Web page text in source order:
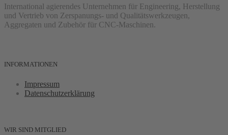
International agierendes Unternehmen für Engineering, Herstellung
und Vertrieb von Zerspanungs- und Qualitätswerkzeugen,
Aggregaten und Zubehör für CNC-Maschinen.
INFORMATIONEN
Impressum
Datenschutzerklärung
WIR SIND MITGLIED